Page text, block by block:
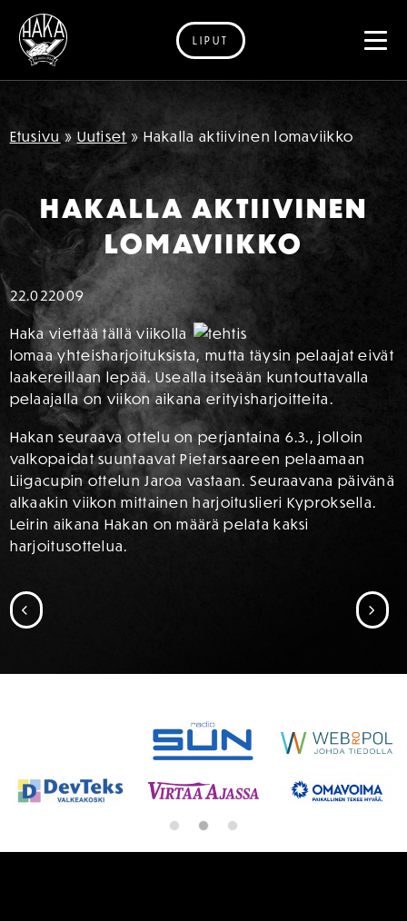
Siirry sisältöön
LIPUT
Etusivu » Uutiset » Hakalla aktiivinen lomaviikko
HAKALLA AKTIIVINEN
LOMAVIIKKO
22.022009
Haka viettää tällä viikolla
lomaa yhteisharjoituksista, mutta täysin pelaajat eivät
laakereillaan lepää. Usealla itseään kuntouttavalla
pelaajalla on viikon aikana erityisharjoitteita.
Hakan seuraava ottelu on perjantaina 6.3., jolloin
valkopaidat suuntaavat Pietarsaareen pelaamaan
Liigacupin ottelun Jaroa vastaan. Seuraavana päivänä
alkaakin viikon mittainen harjoituslieri Kyproksella.
Leirin aikana Hakan on määrä pelata kaksi
harjoitusottelua.
SIIRRY EDELLISEEN